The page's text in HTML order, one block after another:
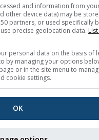
and information from
other device data) may be
partners, or used specifically
precise geolocation data.
personal data on the basis of
by managing your options
or in the site menu to
cookie settings.
OK